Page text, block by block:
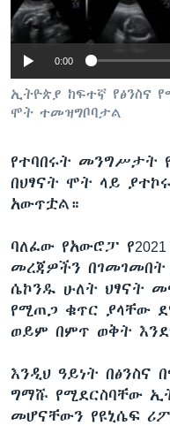
ቋንቋዎች
0:00
ኢትዮጵያ ከፍተኛ የፅንስና
ሞት ተመዝግቦባታል
የተባበሩት መንግሥታት
በህፃናት ሞት ላይ
አውጥቷል።
ባለፈው የአውሮፓ
መረጃዎችን
ሴኮንዱ ሁለት ህፃናት
የሚጠጋ ቁጥር ያላቸው
ወይም በምጥ ወቅት
እንዲህ ዓይነት በፅንስና
ግማሹ የሚደርስባቸው
መሆናቸውን የዩኒሴፍ